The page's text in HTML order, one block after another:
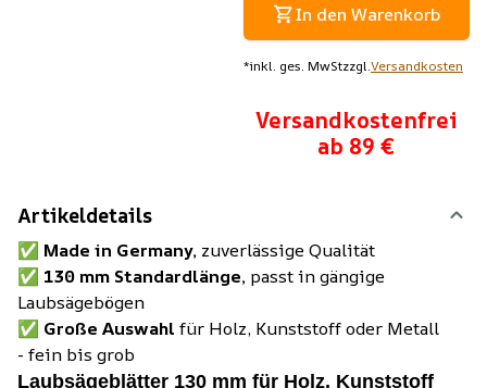
In den Warenkorb
*inkl. ges. MwStzzgl.Versandkosten
Versandkostenfrei
ab 89 €
Artikeldetails
✅ Made in Germany, zuverlässige Qualität
✅ 130 mm Standardlänge, passt in gängige
Laubsägebögen
✅ Große Auswahl für Holz, Kunststoff oder Metall
- fein bis grob
Laubsägeblätter 130 mm für Holz, Kunststoff